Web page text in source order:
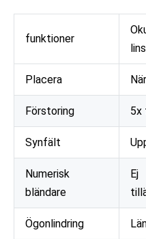
funktioner
Placera
Förstoring 5x
Synfält
Numerisk
bländare
Ej
Ögonlindring